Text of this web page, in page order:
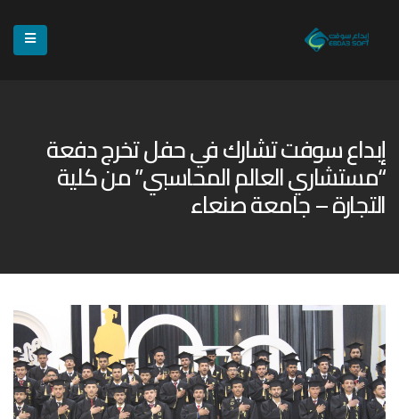
إبداع سوفت تشارك في حفل تخرج دفعة
“مستشاري العالم المحاسبي” من كلية
التجارة – جامعة صنعاء